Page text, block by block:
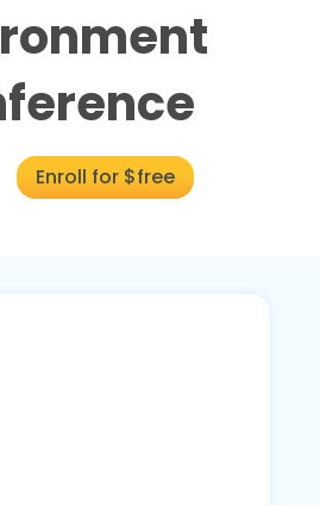
Enroll for $free